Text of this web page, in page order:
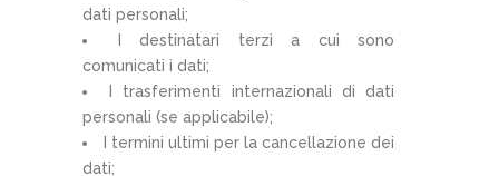
dati personali;
I destinatari terzi a cui sono
comunicati i dati;
I trasferimenti internazionali di dati
personali (se applicabile);
I termini ultimi per la cancellazione dei
dati;